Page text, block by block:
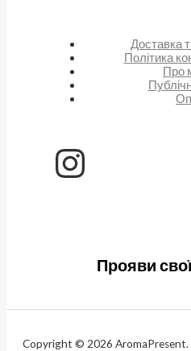
Доставка
Політика
Про
Прояви
Copyright © 2026 AromaPresent.